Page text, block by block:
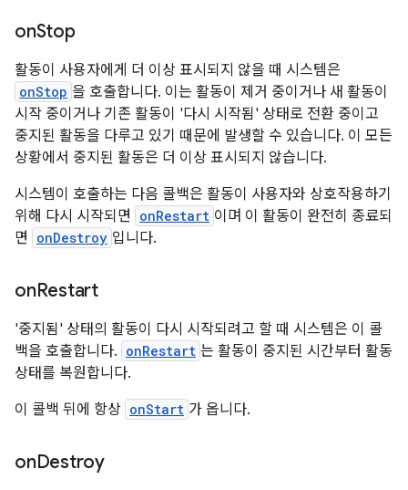
onStop
활동이 사용자에게 더 이상 표시되지 않을 때 시스템은
onStop 을 호출합니다. 이는 활동이 제거 중이거나 새 활동이
시작 중이거나 기존 활동이 '다시 시작됨' 상태로 전환 중이고
중지된 활동을 다루고 있기 때문에 발생할 수 있습니다. 이 모든
상황에서 중지된 활동은 더 이상 표시되지 않습니다.
시스템이 호출하는 다음 콜백은 활동이 사용자와 상호작용하기
위해 다시 시작되면
onRestart 이며 이 활동이 완전히 종료되
면
onDestroy 입니다.
onRestart
'중지됨' 상태의 활동이 다시 시작되려고 할 때 시스템은 이 콜
백을 호출합니다. onRestart 는 활동이 중지된 시간부터 활동
상태를 복원합니다.
이 콜백 뒤에 항상 onStart 가 옵니다.
onDestroy